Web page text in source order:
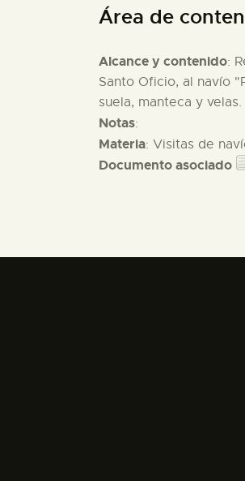
Área de
Alcance y contenido:
Santo Oficio, al navío
suela, manteca y
Notas:
Materia: Visitas de
Documento asociado